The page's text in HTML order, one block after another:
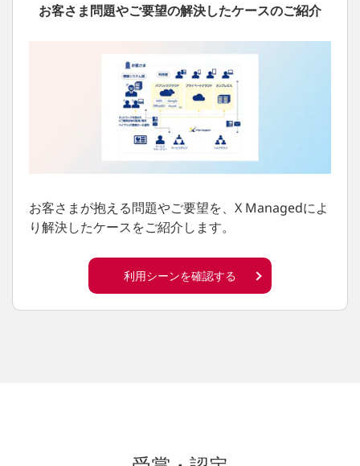
お客さま問題やご要望の解決したケースのご紹介
お客さまが抱える問題やご要望を、X Managedによ
り解決したケースをご紹介します。
利用シーンを確認する